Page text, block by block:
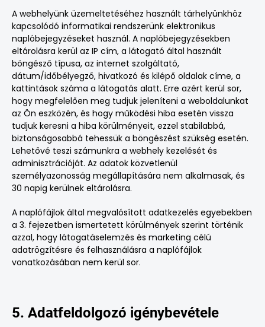
A webhelyünk üzemeltetéséhez használt tárhelyünkhöz
kapcsolódó informatikai rendszerünk elektronikus
naplóbejegyzéseket használ. A naplóbejegyzésekben
eltárolásra kerül az IP cím, a látogató által használt
böngésző típusa, az internet szolgáltató,
dátum/időbélyegző, hivatkozó és kilépő oldalak címe, a
kattintások száma a látogatás alatt. Erre azért kerül sor,
hogy megfelelően meg tudjuk jeleníteni a weboldalunkat
az Ön eszközén, és hogy működési hiba esetén vissza
tudjuk keresni a hiba körülményeit, ezzel stabilabbá,
biztonságosabbá tehessük a böngészést szükség esetén.
Lehetővé teszi számunkra a webhely kezelését és
adminisztrációját. Az adatok közvetlenül
személyazonosság megállapítására nem alkalmasak, és
30 napig kerülnek eltárolásra.
A naplófájlok által megvalósított adatkezelés egyebekben
a 3. fejezetben ismertetett körülmények szerint történik
azzal, hogy látogatáselemzés és marketing célú
adatrögzítésre és felhasználásra a naplófájlok
vonatkozásában nem kerül sor.
5. Adatfeldolgozó igénybevétele